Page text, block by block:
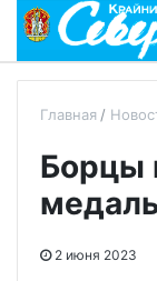
Главная
Борцы
2 июня 2023